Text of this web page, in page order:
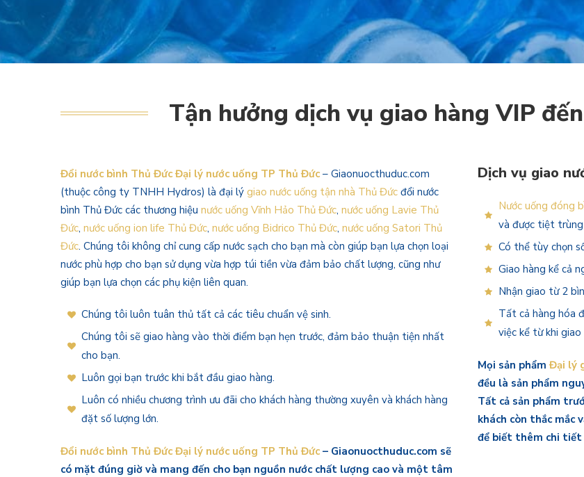
Tận hưởng dịch vụ giao hàng VIP
Đổi nước bình Thủ Đức Đại lý nước uống TP Thủ Đức – Giaonuocthuduc.com
(thuộc công ty TNHH Hydros) là đại lý giao nước uống tận nhà Thủ Đức đổi nước
bình Thủ Đức các thương hiệu nước uống Vĩnh Hảo Thủ Đức, nước uống Lavie Thủ
Đức, nước uống ion life Thủ Đức, nước uống Bidrico Thủ Đức, nước uống Satori Thủ
Đức. Chúng tôi không chỉ cung cấp nước sạch cho bạn mà còn giúp bạn lựa chọn loại
nước phù hợp cho bạn sử dụng vừa hợp túi tiền vừa đảm bảo chất lượng, cũng như
giúp bạn lựa chọn các phụ kiện liên quan.
Chúng tôi luôn tuân thủ tất cả các tiêu chuẩn vệ sinh.
Chúng tôi sẽ giao hàng vào thời điểm bạn hẹn trước, đảm bảo thuận tiện nhất
cho bạn.
Luôn gọi bạn trước khi bắt đầu giao hàng.
Luôn có nhiều chương trình ưu đãi cho khách hàng thường xuyên và khách hàng
đặt số lượng lớn.
Đổi nước bình Thủ Đức Đại lý nước uống TP Thủ Đức – Giaonuocthuduc.com sẽ
có mặt đúng giờ và mang đến cho bạn nguồn nước chất lượng cao và một tâm
Dịch vụ giao
Nước uống đóng
và được tiệt
Có thể tùy chọn
Giao hàng kể cả
Nhận giao từ 2
Tất cả hàng hóa
việc kể từ khi
Mọi sản phẩmĐại lý
đều là sản phẩm
Tất cả sản phẩm
khách còn thắc mắc
để biết thêm chi tiết